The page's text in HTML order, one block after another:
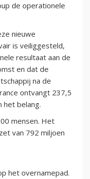
de operationele
nieuwe
is veiliggesteld,
resultaat aan de
en dat de
na de
ontvangt 237,5
het belang.
mensen. Het
van 792 miljoen
het overnamepad.